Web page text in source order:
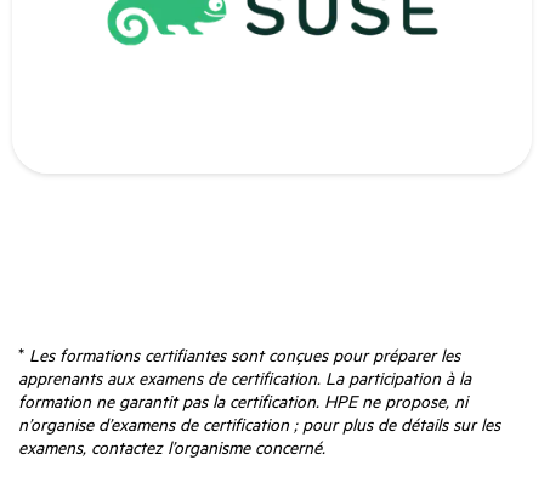
* Les formations certifiantes sont conçues pour préparer les
apprenants aux examens de certification. La participation à la
formation ne garantit pas la certification. HPE ne propose, ni
n’organise d’examens de certification ; pour plus de détails sur les
examens, contactez l’organisme concerné.